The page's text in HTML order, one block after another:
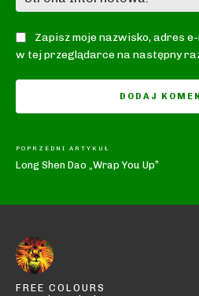
Zapisz moje nazwisko, adres
w tej przeglądarce na następny
POPRZEDNI ARTYKUŁ
Long Shen Dao „Wrap You Up”
FREE COLOURS